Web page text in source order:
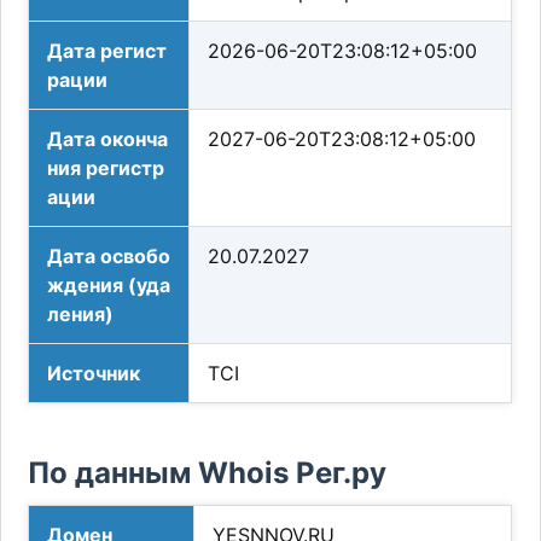
Дата регист
рации
2026-06-20T23:08:12+05:00
Дата оконча
ния регистр
ации
2027-06-20T23:08:12+05:00
Дата освобо
ждения (уда
ления)
20.07.2027
Источник TCI
По данным Whois Рег.ру
Домен YESNNOV.RU